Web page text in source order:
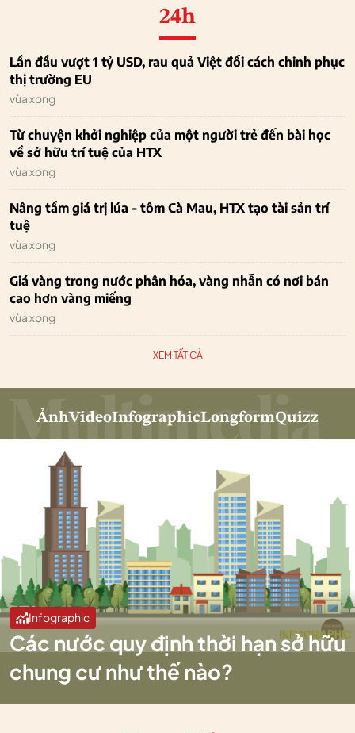
24h
Lần đầu vượt 1 tỷ USD, rau quả Việt đổi cách chinh phục
thị trường EU
vừa xong
Từ chuyện khởi nghiệp của một người trẻ đến bài học
về sở hữu trí tuệ của HTX
vừa xong
Nâng tầm giá trị lúa - tôm Cà Mau, HTX tạo tài sản trí
tuệ
vừa xong
Giá vàng trong nước phân hóa, vàng nhẫn có nơi bán
cao hơn vàng miếng
vừa xong
XEM TẤT CẢ
ẢnhVideoInfographicLongformQuizz
Infographic
Các nước quy định thời hạn sở hữu
chung cư như thế nào?